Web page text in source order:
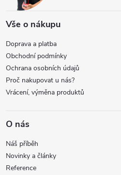
Vše o nákupu
Doprava a platba
Obchodní podmínky
Ochrana osobních údajů
Proč nakupovat u nás?
Vrácení, výměna produktů
O nás
Náš příběh
Novinky a články
Reference